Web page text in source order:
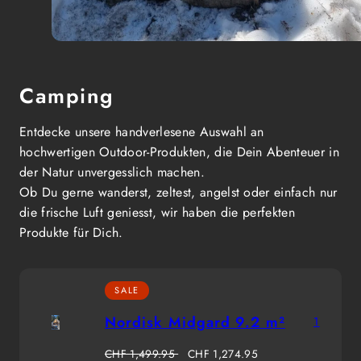
Camping
Entdecke unsere handverlesene Auswahl an
hochwertigen Outdoor-Produkten, die Dein Abenteuer in
der Natur unvergesslich machen.
Ob Du gerne wanderst, zeltest, angelst oder einfach nur
die frische Luft geniesst, wir haben die perfekten
Produkte für Dich.
SALE
Nordisk Midgard 9.2 m²
Regulärer
CHF 1,499.95 Verkaufspreis
CHF 1,274.95
1